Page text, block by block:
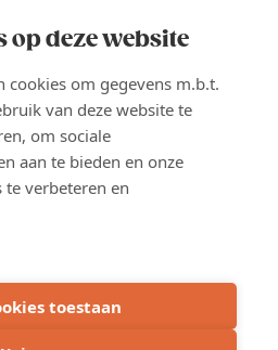
op deze website
cookies om gegevens m.b.t.
van deze website te
om sociale
aan te bieden en onze
verbeteren en
toestaan
EN
Word lid
Voka 2026